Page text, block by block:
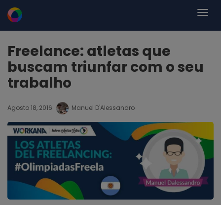
Freelance: atletas que
buscam triunfar com o seu
trabalho
Agosto 18, 2016 Manuel D'Alessandro